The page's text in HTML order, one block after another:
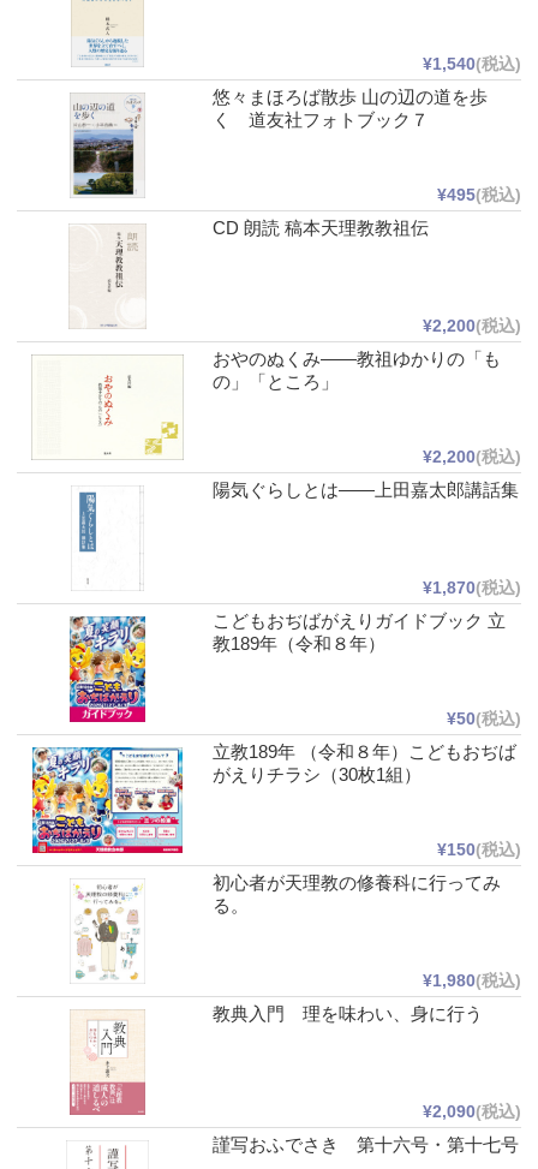
¥1,540(税込)
悠々まほろば散歩 山の辺の道を歩
く 道友社フォトブック７
¥495(税込)
CD 朗読 稿本天理教教祖伝
¥2,200(税込)
おやのぬくみ――教祖ゆかりの「も
の」「ところ」
¥2,200(税込)
陽気ぐらしとは――上田嘉太郎講話集
¥1,870(税込)
こどもおぢばがえりガイドブック 立
教189年（令和８年）
¥50(税込)
立教189年 （令和８年）こどもおぢば
がえりチラシ（30枚1組）
¥150(税込)
初心者が天理教の修養科に行ってみ
る。
¥1,980(税込)
教典入門 理を味わい、身に行う
¥2,090(税込)
謹写おふでさき 第十六号・第十七号